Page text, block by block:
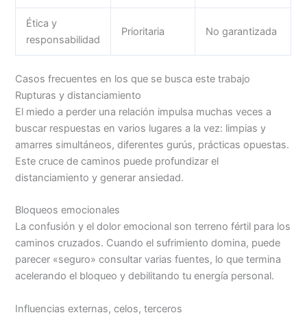
Ética y
responsabilidad
Prioritaria No garantizada
Casos frecuentes en los que se busca este trabajo
Rupturas y distanciamiento
El miedo a perder una relación impulsa muchas veces a
buscar respuestas en varios lugares a la vez: limpias y
amarres simultáneos, diferentes gurús, prácticas opuestas.
Este cruce de caminos puede profundizar el
distanciamiento y generar ansiedad.
Bloqueos emocionales
La confusión y el dolor emocional son terreno fértil para los
caminos cruzados. Cuando el sufrimiento domina, puede
parecer «seguro» consultar varias fuentes, lo que termina
acelerando el bloqueo y debilitando tu energía personal.
Influencias externas, celos, terceros